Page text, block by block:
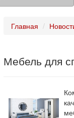
Главная
Мебель для